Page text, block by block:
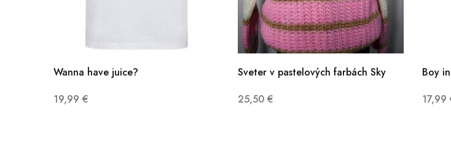
Wanna have juice?
19,99 €
Sveter v pastelových farbách Sky
25,50 €
Boy
17,99